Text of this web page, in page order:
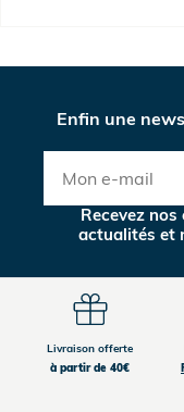
Enfin une
Recevez
actualités et
Livraison offerte
à partir de 40€